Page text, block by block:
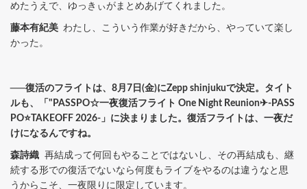
めたうえで、ゆっきぃがまとめあげてくれました。
藤本有紀美 わたし、こういう作業が好きだから、やっていて楽し
かった。
──復活のフライトは、8月7日(金)にZepp shinjukuで決定。タイト
ルも、「"PASSPO☆一夜復活フライト One Night Reunion✈-PASS
PO⭐TAKEOFF 2026-」に決まりました。復活フライトは、一夜だ
けになるんですね。
森詩織 再結成って何回もやることではないし、その再結成も、継
続する形での復活でないなら何度もライブをやるのは違うなと思
うからこそ、一夜限りに限定しています。